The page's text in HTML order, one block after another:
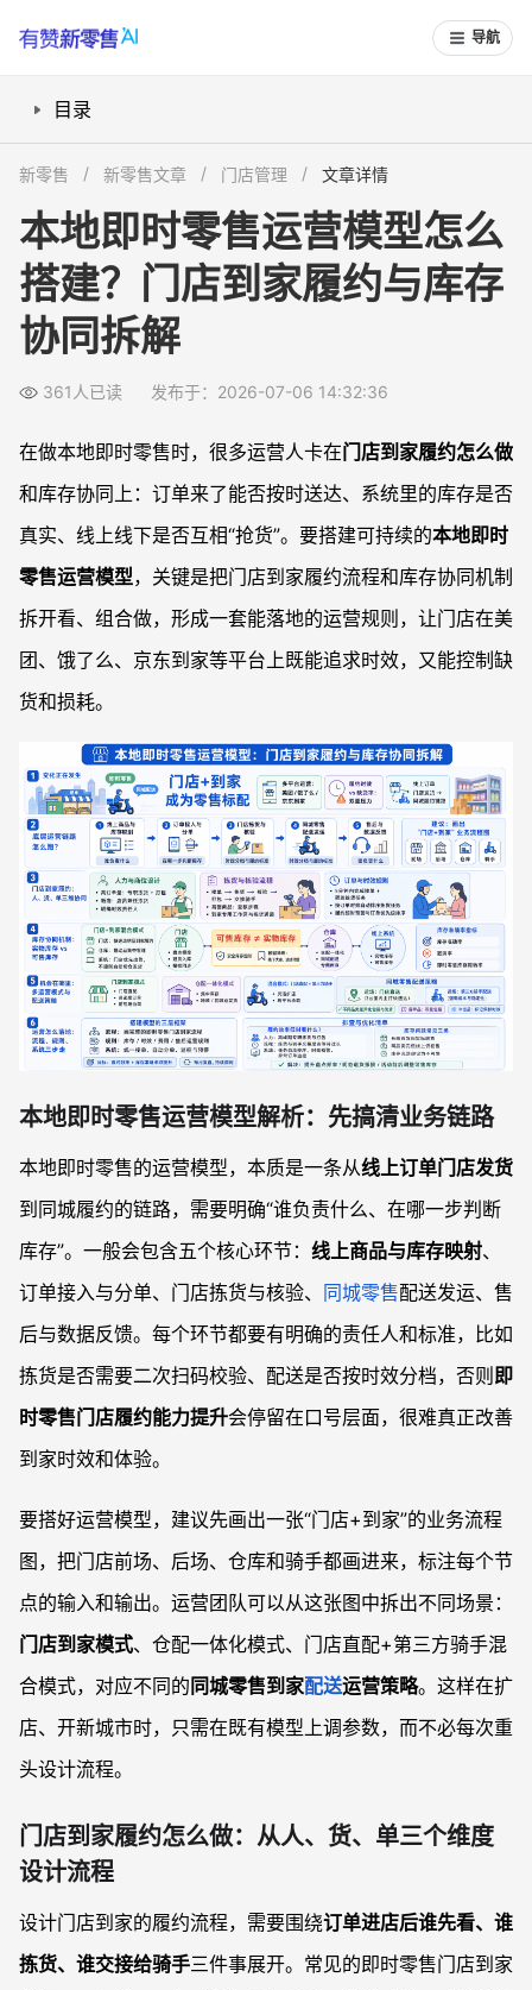
导航
目录
即时零售场景下库存如何协同管理：门店、仓库、线上三方打通
线上订单门店发货流程优化：用系统和规则支撑执行
常见问题
本地即时零售运营模型怎么搭建更稳妥？
门店到家履约效率低怎么办？
门店到家模式容易出现哪些库存问题？
新零售 新零售文章 门店管理 文章详情
本地即时零售运营模型怎么
搭建？门店到家履约与库存
协同拆解
361人已读 发布于：2026-07-06 14:32:36
在做本地即时零售时，很多运营人卡在门店到家履约怎么做
和库存协同上：订单来了能否按时送达、系统里的库存是否
真实、线上线下是否互相“抢货”。要搭建可持续的本地即时
零售运营模型，关键是把门店到家履约流程和库存协同机制
拆开看、组合做，形成一套能落地的运营规则，让门店在美
团、饿了么、京东到家等平台上既能追求时效，又能控制缺
货和损耗。
本地即时零售运营模型解析：先搞清业务链路
本地即时零售的运营模型，本质是一条从线上订单门店发货
到同城履约的链路，需要明确“谁负责什么、在哪一步判断
库存”。一般会包含五个核心环节： 线上商品与库存映射、
订单接入与分单、门店拣货与核验、 同城零售配送发运、售
后与数据反馈。每个环节都要有明确的责任人和标准，比如
拣货是否需要二次扫码校验、配送是否按时效分档，否则 即
时零售门店履约能力提升会停留在口号层面，很难真正改善
到家时效和体验。
要搭好运营模型，建议先画出一张“门店+到家”的业务流程
图，把门店前场、后场、仓库和骑手都画进来，标注每个节
点的输入和输出。运营团队可以从这张图中拆出不同场景：
门店到家模式、仓配一体化模式、门店直配+第三方骑手混
合模式，对应不同的 同城零售到家配送运营策略。这样在扩
店、开新城市时，只需在既有模型上调参数，而不必每次重
头设计流程。
门店到家履约怎么做：从人、货、单三个维度
设计流程
设计门店到家的履约流程，需要围绕订单进店后谁先看、谁
拣货、谁交接给骑手三件事展开。常见的即时零售门店到家